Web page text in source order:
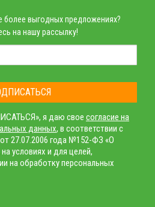
более выгодных предложениях?
на нашу рассылку!
я даю свое согласие на
данных, в соответствии с
27.07.2006 года №152-ФЗ «О
условиях и для целей,
на обработку персональных